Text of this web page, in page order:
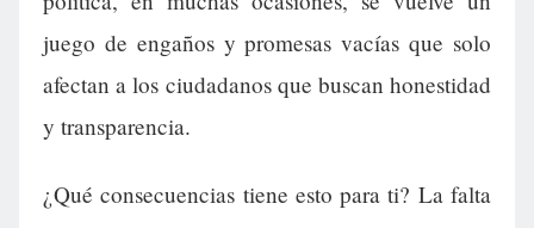
juego de engaños y promesas vacías que solo
afectan a los ciudadanos que buscan honestidad
y transparencia.
¿Qué consecuencias tiene esto para ti? La falta